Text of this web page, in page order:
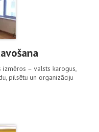
– valsts karogus,
pilsētu un organizāciju